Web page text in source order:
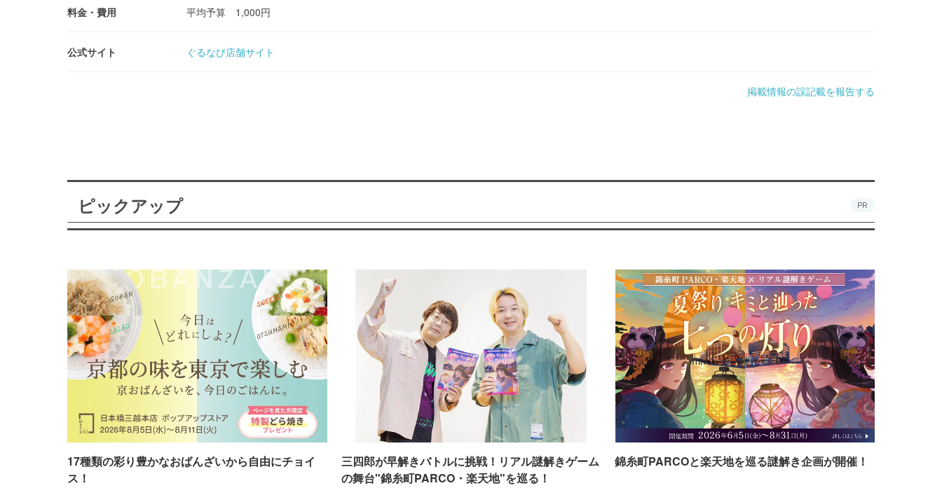
料金・費用 平均予算 1,000円
公式サイト ぐるなび店舗サイト
掲載情報の誤記載を報告する
ピックアップ PR
17種類の彩り豊かなおばんざいから自由にチョイ
ス！
三四郎が早解きバトルに挑戦！リアル謎解きゲーム
の舞台"錦糸町PARCO・楽天地"を巡る！
錦糸町PARCOと楽天地を巡る謎解き企画が開催！